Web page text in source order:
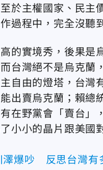
於主權國家、民主
過程中，完全沒聽
的實境秀，後果是
台灣絕不是烏克蘭
自由的燈塔，台灣
出賣烏克蘭；賴總
在野黨會「賣台」
小小的晶片跟美國
澤爆吵 反思台灣有